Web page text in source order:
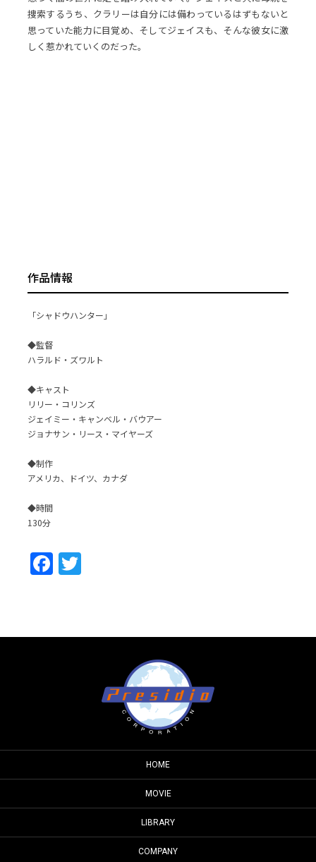
捜索するうち、クラリーは自分には備わっているはずもないと
思っていた能力に目覚め、そしてジェイスも、そんな彼女に激
しく惹かれていくのだった。
作品情報
「シャドウハンター」
◆監督
ハラルド・ズワルト
◆キャスト
リリー・コリンズ
ジェイミー・キャンベル・バウアー
ジョナサン・リース・マイヤーズ
◆制作
アメリカ、ドイツ、カナダ
◆時間
130分
Facebook
Twitter
HOME
MOVIE
LIBRARY
COMPANY